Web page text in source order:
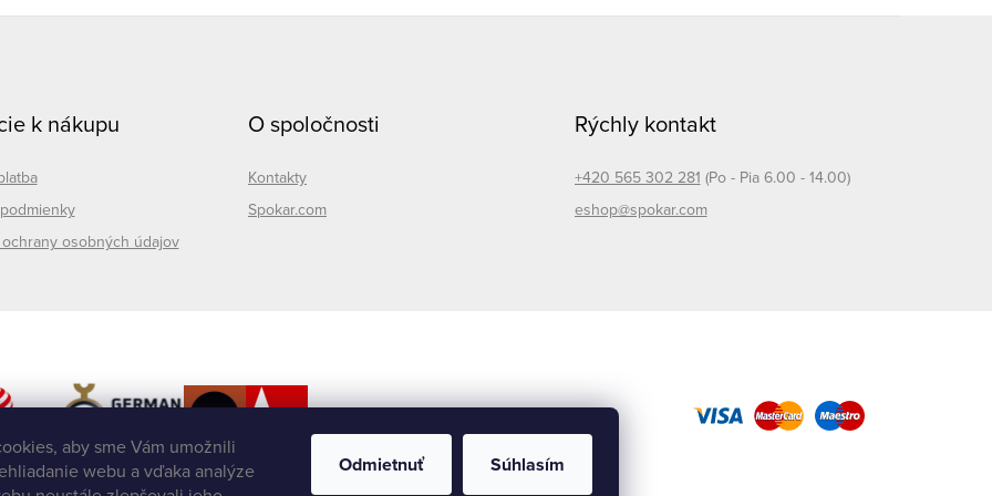
aby sme Vám umožnili
webu a vďaka analýze
Odmietnuť Súhlasím
k nákupu
osobných údajov
O spoločnosti
Kontakty
Spokar.com
Rýchly kontakt
+420 565 302 281 (Po - Pia 6.00 - 14.00)
eshop@spokar.com